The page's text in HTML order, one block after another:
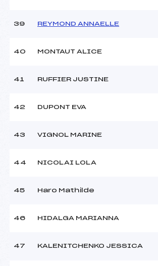
39 REYMOND ANNAELLE
40 MONTAUT ALICE
41 RUFFIER JUSTINE
42 DUPONT EVA
43 VIGNOL MARINE
44 NICOLAI LOLA
45 Haro Mathilde
46 HIDALGA MARIANNA
47 KALENITCHENKO JESSICA